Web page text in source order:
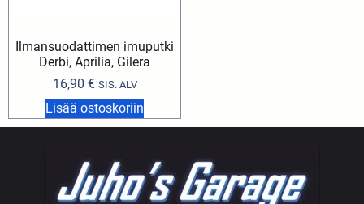
Ilmansuodattimen imuputki
Derbi, Aprilia, Gilera
16,90 € SIS. ALV
Lisää ostoskoriin